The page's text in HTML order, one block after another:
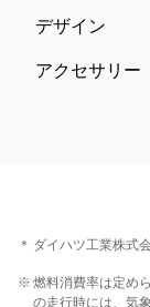
デザイン
アクセサリー
＊ ダイハツ工業株式
※ 燃料消費率は定め
の走行時には、気